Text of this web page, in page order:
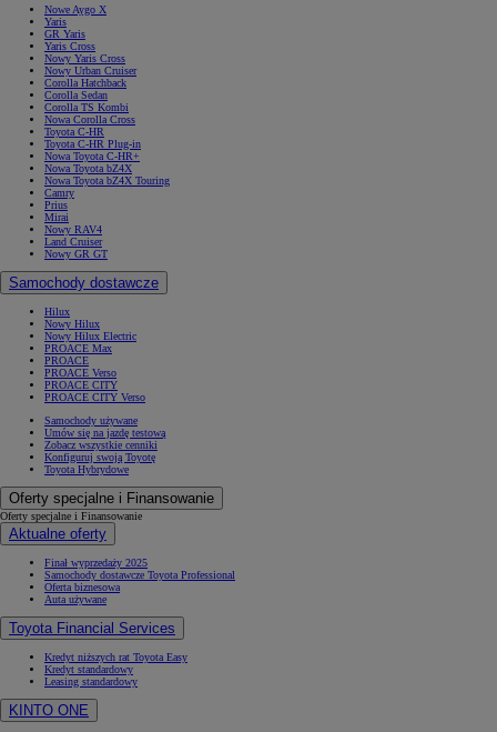
Nowe Aygo X
Yaris
GR Yaris
Yaris Cross
Nowy Yaris Cross
Nowy Urban Cruiser
Corolla Hatchback
Corolla Sedan
Corolla TS Kombi
Nowa Corolla Cross
Toyota C-HR
Toyota C-HR Plug-in
Nowa Toyota C-HR+
Nowa Toyota bZ4X
Nowa Toyota bZ4X Touring
Camry
Prius
Mirai
Nowy RAV4
Land Cruiser
Nowy GR GT
Samochody dostawcze
Hilux
Nowy Hilux
Nowy Hilux Electric
PROACE Max
PROACE
PROACE Verso
PROACE CITY
PROACE CITY Verso
Samochody używane
Umów się na jazdę testową
Zobacz wszystkie cenniki
Konfiguruj swoją Toyotę
Toyota Hybrydowe
Oferty specjalne i Finansowanie
Oferty specjalne i Finansowanie
Aktualne oferty
Finał wyprzedaży 2025
Samochody dostawcze Toyota Professional
Oferta biznesowa
Auta używane
Toyota Financial Services
Kredyt niższych rat Toyota Easy
Kredyt standardowy
Leasing standardowy
KINTO ONE